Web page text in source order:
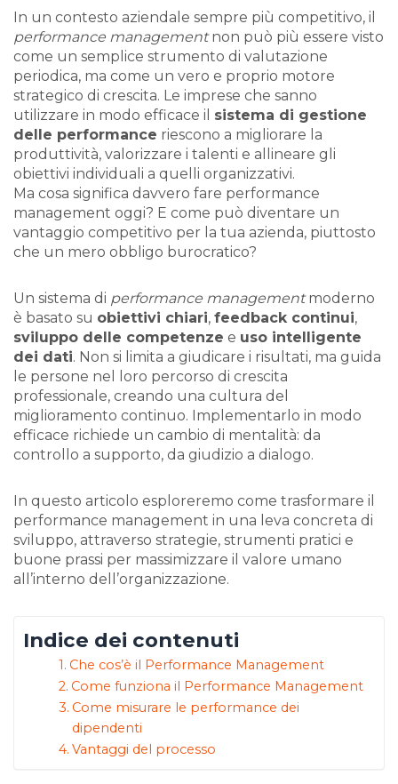
In un contesto aziendale sempre più competitivo, il
performance managementnon può più essere visto
come un semplice strumento di valutazione
periodica, ma come un vero e proprio motore
strategico di crescita. Le imprese che sanno
utilizzare in modo efficace il sistema di gestione
delle performance riescono a migliorare la
produttività, valorizzare i talenti e allineare gli
obiettivi individuali a quelli organizzativi.
Ma cosa significa davvero fare performance
management oggi? E come può diventare un
vantaggio competitivo per la tua azienda, piuttosto
che un mero obbligo burocratico?
Un sistema di performance managementmoderno
è basato su obiettivi chiari, feedback continui,
sviluppo delle competenze e uso intelligente
dei dati. Non si limita a giudicare i risultati, ma guida
le persone nel loro percorso di crescita
professionale, creando una cultura del
miglioramento continuo. Implementarlo in modo
efficace richiede un cambio di mentalità: da
controllo a supporto, da giudizio a dialogo.
In questo articolo esploreremo come trasformare il
performance management in una leva concreta di
sviluppo, attraverso strategie, strumenti pratici e
buone prassi per massimizzare il valore umano
all’interno dell’organizzazione.
Indice dei contenuti
Che cos’è il Performance Management
Come funziona il Performance Management
Come misurare le performance dei
dipendenti
Vantaggi del processo